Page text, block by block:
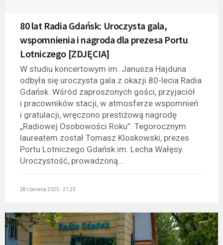
80 lat Radia Gdańsk: Uroczysta gala,
wspomnienia i nagroda dla prezesa Portu
Lotniczego [ZDJĘCIA]
W studiu koncertowym im. Janusza Hajduna
odbyła się uroczysta gala z okazji 80-lecia Radia
Gdańsk. Wśród zaproszonych gości, przyjaciół
i pracowników stacji, w atmosferze wspomnień
i gratulacji, wręczono prestiżową nagrodę
„Radiowej Osobowości Roku”. Tegorocznym
laureatem został Tomasz Kloskowski, prezes
Portu Lotniczego Gdańsk im. Lecha Wałęsy.
Uroczystość, prowadzoną...
28 czerwca 2025 - 21:23